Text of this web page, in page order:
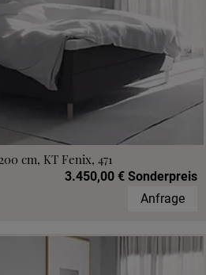
cm, KT Fenix, 471
3.450,00 € Sonderpreis
Anfrage